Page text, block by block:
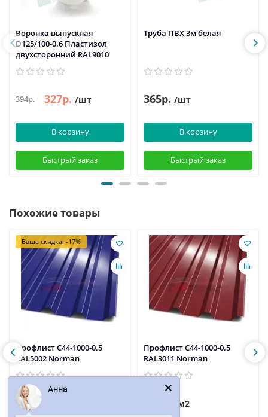
Воронка выпускная
D125/100-0.6 Пластизол
двухсторонний RAL9010
394р. 327р. /шт
В корзину
Быстрый заказ
Труба ПВХ 3м белая
365р. /шт
В корзину
Быстрый заказ
Похожие товары
Ваша скидка: -17%
Профлист С44-1000-0.5
RAL5002 Norman
588р.
Профлист С44-1000-0.5
RAL3011 Norman
/м2
Анна